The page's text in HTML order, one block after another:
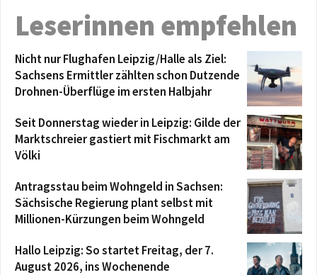
Leserinnen empfehlen
Nicht nur Flughafen Leipzig/Halle als Ziel:
Sachsens Ermittler zählten schon Dutzende
Drohnen-Überflüge im ersten Halbjahr
Seit Donnerstag wieder in Leipzig: Gilde der
Marktschreier gastiert mit Fischmarkt am
Völki
Antragsstau beim Wohngeld in Sachsen:
Sächsische Regierung plant selbst mit
Millionen-Kürzungen beim Wohngeld
Hallo Leipzig: So startet Freitag, der 7.
August 2026, ins Wochenende